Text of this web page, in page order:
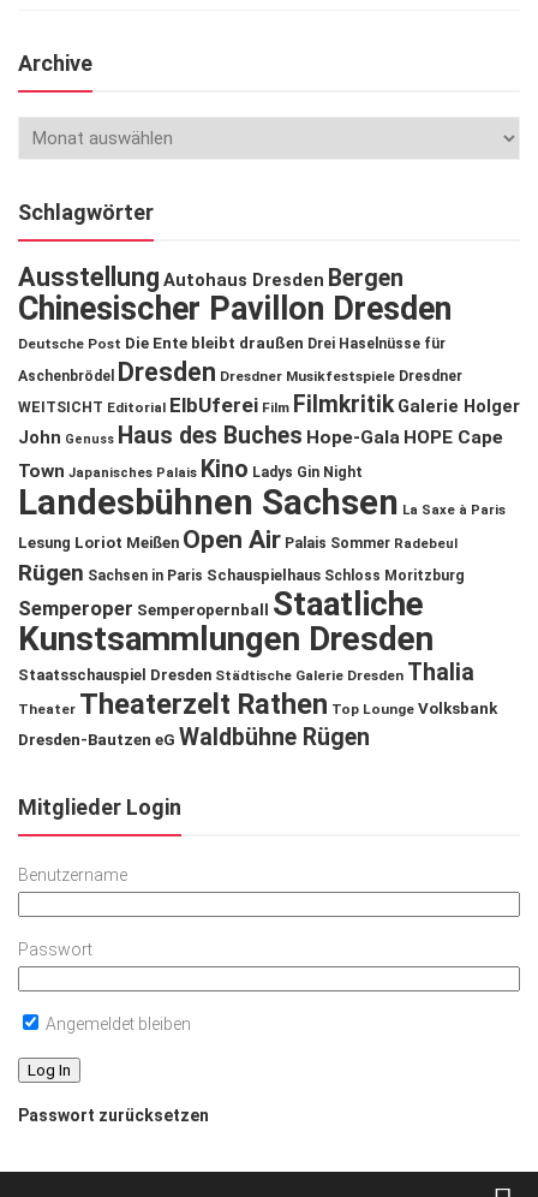
Archive
Schlagwörter
Ausstellung Autohaus Dresden Bergen
Chinesischer Pavillon Dresden
Deutsche Post Die Ente bleibt draußen Drei Haselnüsse für
Aschenbrödel
Dresden Dresdner Musikfestspiele Dresdner
WEITSICHT Editorial ElbUferei Film Filmkritik Galerie Holger
John Genuss Haus des Buches Hope-Gala HOPE Cape
Town Japanisches Palais Kino Ladys Gin Night
Landesbühnen Sachsen La Saxe à Paris
Lesung Loriot Meißen Open Air Palais Sommer Radebeul
Rügen Sachsen in Paris Schauspielhaus Schloss Moritzburg
Semperoper Semperopernball
Staatliche
Kunstsammlungen Dresden
Staatsschauspiel Dresden Städtische Galerie Dresden Thalia
Theater Theaterzelt Rathen Top Lounge Volksbank
Dresden-Bautzen eG Waldbühne Rügen
Mitglieder Login
Benutzername
Passwort
Angemeldet bleiben
Passwort zurücksetzen